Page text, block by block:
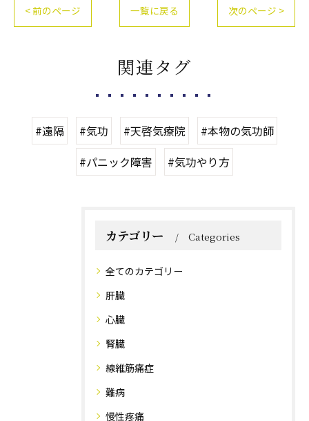
< 前のページ 一覧に戻る 次のページ >
関連タグ
#遠隔 #気功 #天啓気療院
#本物の気功師
#パニック障害
#気功やり方
カテゴリー Categories
全てのカテゴリー
肝臓
心臓
腎臓
線維筋痛症
難病
慢性疼痛